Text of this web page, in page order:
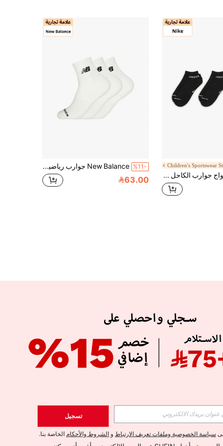
Nike 3 أزواج جوارب الكاحل للرجال/النساء U.J. ED CUSH POLY NS ، حزمة خصم DX9656-010
%11- New Balance جوارب رياضية كاجوال، متعددة الاستخدامات للارتداء اليومي LAS51423-WT
63.00
APP
الإشتراك
اشتراك
تسجيل
سياسة الخصوصية وملفات تعريف الارتباط و الشروط والأحكام الخاصة بنا.